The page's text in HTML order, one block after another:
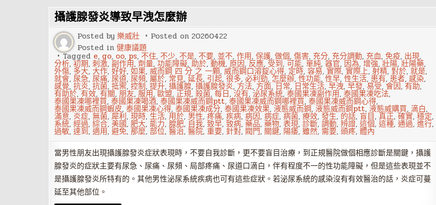
有
些
什
麼
症
狀
攝護腺發炎導致早洩怎麼辦
Posted by 樂威壯 Posted on 20260422
Posted in 健康議題
Tagged e, go, oo, ps, 不住, 不少, 不是, 不要, 並不, 作用, 保護, 做個, 傷害, 充分, 充分調動, 充血, 免疫, 出現,
分析,初期, 刺激, 副作用,劑量,功能障礙, 助於,動機,原因,反應,受到,可能, 單純,器官,因為,增強,壯陽,壯陽藥,
外傷, 多大, 大作, 好好,如果, 威而鋼 四 分 之 一顆,威而鋼口溶錠心得, 定時, 容易,實際,實際上,射精,對於,就是,
就會, 尿急, 尿痛, 尿道, 尿頻, 屬於,常見,延長, 引起,很多,必利勁,怎麼辦, 性功能,性早,性生活,患有,患者,感染,
感覺, 抗炎, 抗菌, 抵禦, 控制, 提升, 攝護腺, 攝護腺發炎,方法,方面,日常,日常生活,早洩,早發,易受,會因,有助,
有助於,有效,有關,朋友, 服用,歐盟,正規, 殺菌,每日,沒有,泌尿系統,泰國果凍副作用,泰國果凍吃法,
泰國果凍哪裡買,泰國果凍喝酒, 泰國果凍威而鋼ptt,泰國果凍威而鋼哪裡買, 泰國果凍威而鋼心得,
泰國果凍威而鋼蝦皮,泰國果凍心得,泰國果凍成分, 泰國果凍效果,液態威而鋼,液態威而鋼ptt, 液態威購買, 滴白,
滿意,炎症,無菌,犀利,現時, 生活,用於, 男性,疼痛,疾病,病因,病症,病菌,療效,發生,的話, 盲目,真正,確實,穩定,
系統, 經過, 綜合, 美國, 肥大, 能力, 腺肥, 自我, 致早, 致病, 藥品, 藥物, 表現, 診斷, 調動, 辨證, 這個, 這種, 通過, 進行,
過敏, 達到, 適用, 避免, 那麼, 部位, 醫治, 醫院, 重要, 針對, 閥門, 關鍵, 陽痿, 雖然, 需要, 頭疼, 體內
當男性朋友出現攝護腺發炎症狀表現時，不要自我診斷，更不要盲目治療，到正規醫院做個相應診斷是關鍵，攝護
腺發炎的症狀主要有尿急、尿痛、尿頻、局部疼痛、尿道口滴白，伴有程度不一的性功能障礙，但是這些表現並不
是攝護腺發炎所特有的。其他男性泌尿系統疾病也可有這些症狀。若泌尿系統的感染沒有有效醫治的話，炎症可蔓
延至其他部位。